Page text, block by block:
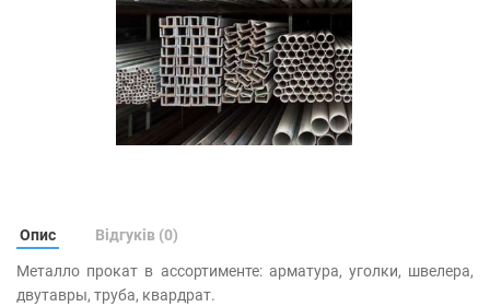
Опис Відгуків (0)
Металло прокат в ассортименте: арматура, уголки, швелера,
двутавры, труба, квардрат.